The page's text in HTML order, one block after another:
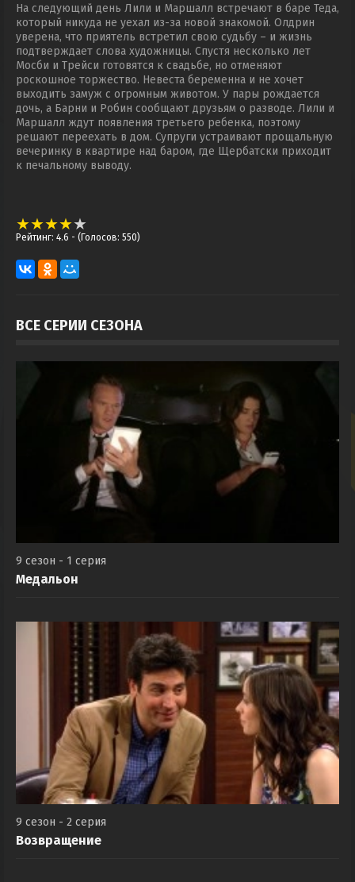
На следующий день Лили и Маршалл встречают в баре Теда,
который никуда не уехал из-за новой знакомой. Олдрин
уверена, что приятель встретил свою судьбу – и жизнь
подтверждает слова художницы. Спустя несколько лет
Мосби и Трейси готовятся к свадьбе, но отменяют
роскошное торжество. Невеста беременна и не хочет
выходить замуж с огромным животом. У пары рождается
дочь, а Барни и Робин сообщают друзьям о разводе. Лили и
Маршалл ждут появления третьего ребенка, поэтому
решают переехать в дом. Супруги устраивают прощальную
вечеринку в квартире над баром, где Щербатски приходит
к печальному выводу.
Рейтинг: 4.6 - (Голосов: 550)
ВСЕ СЕРИИ СЕЗОНА
9 сезон - 1 серия
Медальон
9 сезон - 2 серия
Возвращение